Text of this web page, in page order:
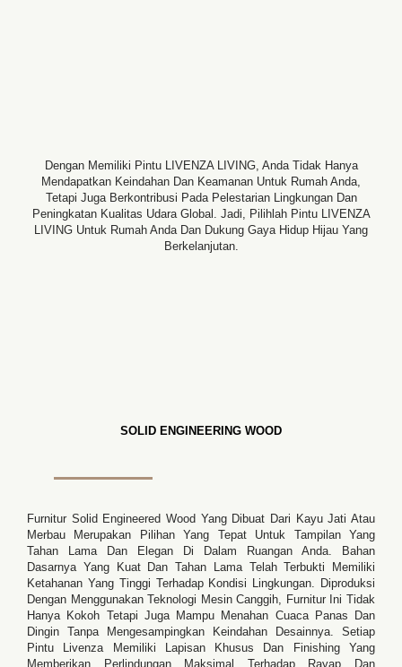
Dengan Memiliki Pintu LIVENZA LIVING, Anda Tidak Hanya
Mendapatkan Keindahan Dan Keamanan Untuk Rumah Anda,
Tetapi Juga Berkontribusi Pada Pelestarian Lingkungan Dan
Peningkatan Kualitas Udara Global. Jadi, Pilihlah Pintu LIVENZA
LIVING Untuk Rumah Anda Dan Dukung Gaya Hidup Hijau Yang
Berkelanjutan.
SOLID ENGINEERING WOOD
Furnitur Solid Engineered Wood Yang Dibuat Dari Kayu Jati Atau
Merbau Merupakan Pilihan Yang Tepat Untuk Tampilan Yang
Tahan Lama Dan Elegan Di Dalam Ruangan Anda. Bahan
Dasarnya Yang Kuat Dan Tahan Lama Telah Terbukti Memiliki
Ketahanan Yang Tinggi Terhadap Kondisi Lingkungan. Diproduksi
Dengan Menggunakan Teknologi Mesin Canggih, Furnitur Ini Tidak
Hanya Kokoh Tetapi Juga Mampu Menahan Cuaca Panas Dan
Dingin Tanpa Mengesampingkan Keindahan Desainnya. Setiap
Pintu Livenza Memiliki Lapisan Khusus Dan Finishing Yang
Memberikan Perlindungan Maksimal Terhadap Rayap Dan